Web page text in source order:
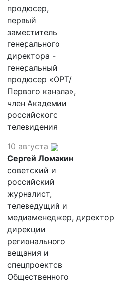
продюсер,
первый
заместитель
генерального
директора -
генеральный
продюсер «ОРТ/
Первого канала»,
член Академии
российского
телевидения
10 августа
Сергей Ломакин
советский и
российский
журналист,
телеведущий и
медиаменеджер, директор
дирекции
регионального
вещания и
спецпроектов
Общественного